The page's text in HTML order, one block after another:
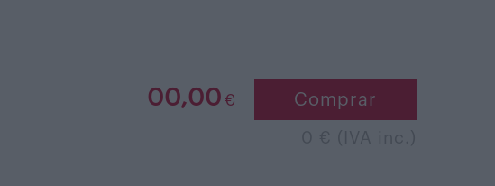
00,00€ Comprar